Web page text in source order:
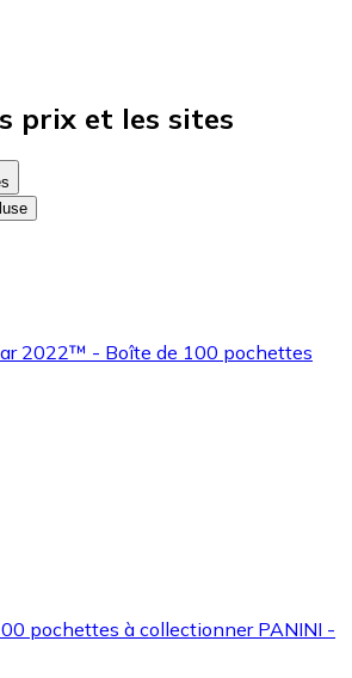
prix et les sites
2022™ - Boîte de 100 pochettes
pochettes à collectionner PANINI -